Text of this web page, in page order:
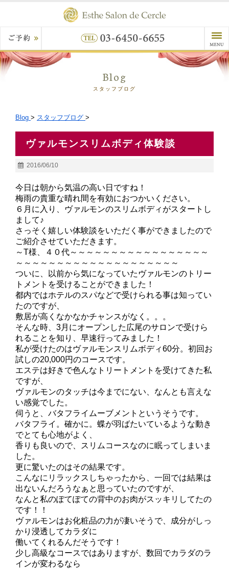
Blog
スタッフブログ
Blog > スタッフブログ >
ヴァルモンスリムボディ体験談
2016/06/10
今日は朝から気温の高い日ですね！
梅雨の貴重な晴れ間を有効におつかいください。
６月に入り、ヴァルモンのスリムボディがスタートし
まして♪
さっそく嬉しい体験談をいただく事ができましたので
ご紹介させていただきます。
～T様、４０代～～～～～～～～～～～～～～～～～
～～～～～～～～～～～～～～～～～～～～
ついに、以前から気になっていたヴァルモンのトリー
トメントを受けることができました！
都内ではホテルのスパなどで受けられる事は知ってい
たのですが、
敷居が高くなかなかチャンスがなく。。。
そんな時、3月にオープンした広尾のサロンで受けら
れることを知り、早速行ってみました！
私が受けたのはヴァルモンスリムボディ60分。初回お
試しの20,000円のコースです。
エステは好きで色んなトリートメントを受けてきた私
ですが、
ヴァルモンのタッチは今までにない、なんとも言えな
い感覚でした。
伺うと、バタフライムーブメントというそうです。
バタフライ。確かに。蝶が羽ばたいているような動き
でとても心地がよく、
香りも良いので、スリムコースなのに眠ってしまいま
した。
更に驚いたのはその結果です。
こんなにリラックスしちゃったから、一回では結果は
出ないんだろうなぁと思っていたのですが、
なんと私のぽてぽての背中のお肉がスッキリしてたの
です！！
ヴァルモンはお化粧品の力が凄いそうで、成分がしっ
かり浸透してカラダに
働いてくれるんだそうです！
少し高級なコースではありますが、数回でカラダのラ
インが変わるなら